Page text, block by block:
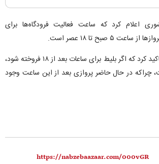
اعلام کرد که ساعت فعالیت فرودگاه‌ها برای
۵ صبح تا ۱۸ عصر است.
سخنگوی این سازمان تاکید کرد که اگر بلیط برای ساعات بعد از ۱۸ فروخته شود،
چراکه در حال حاضر پروازی بعد از این ساعت وجود